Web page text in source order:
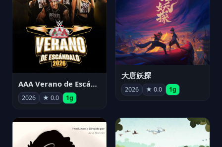
AAA Verano de Escándalo 2026 - Week 3
2026 ★ 0.0 1g
大唐妖探
2026 ★ 0.0 1g